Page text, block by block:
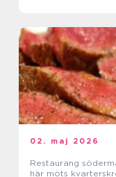
02. maj 2026
Restaurang
här möts